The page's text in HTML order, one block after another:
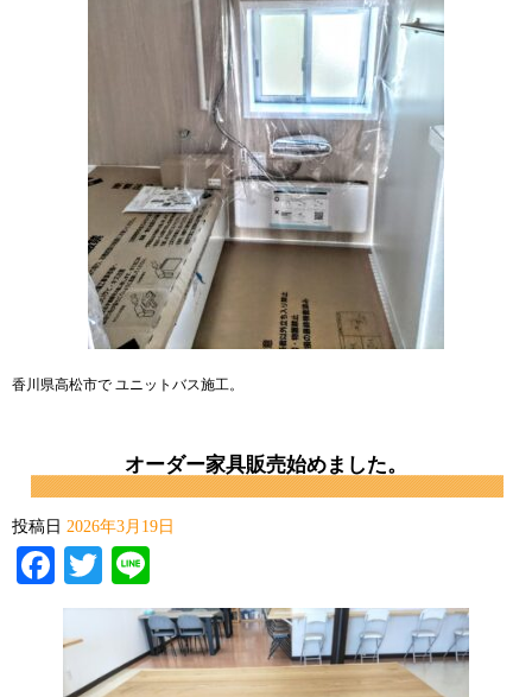
香川県高松市で ユニットバス施工。
オーダー家具販売始めました。
投稿日 2026年3月19日
Facebook
Twitter